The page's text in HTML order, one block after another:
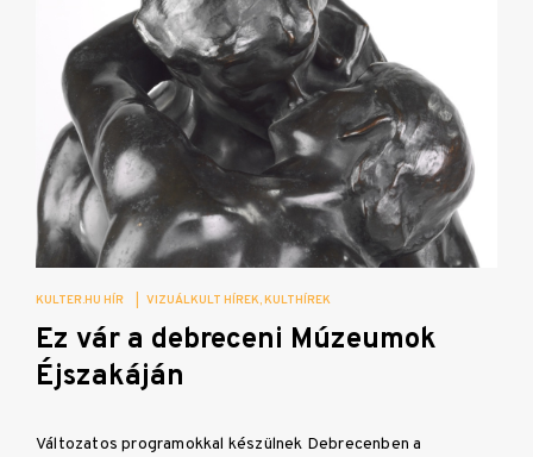
KULTER.HU HÍR VIZUÁLKULT HÍREK KULTHÍREK
Ez vár a debreceni Múzeumok
Éjszakáján
Változatos programokkal készülnek Debrecenben a